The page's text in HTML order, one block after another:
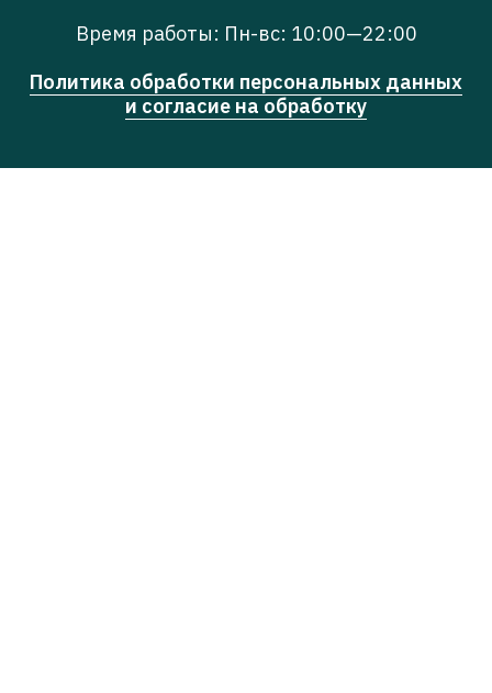
Время работы: Пн-вс: 10:00—22:00
Политика обработки персональных данных
и согласие на обработку